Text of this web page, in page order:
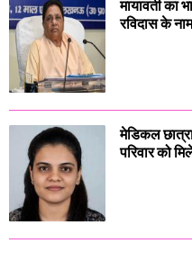
मायावती का
रविदास के
मेडिकल
परिवार को